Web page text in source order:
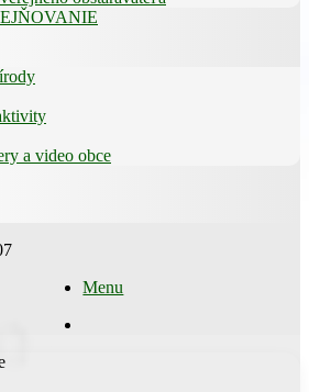
a video obce
Menu